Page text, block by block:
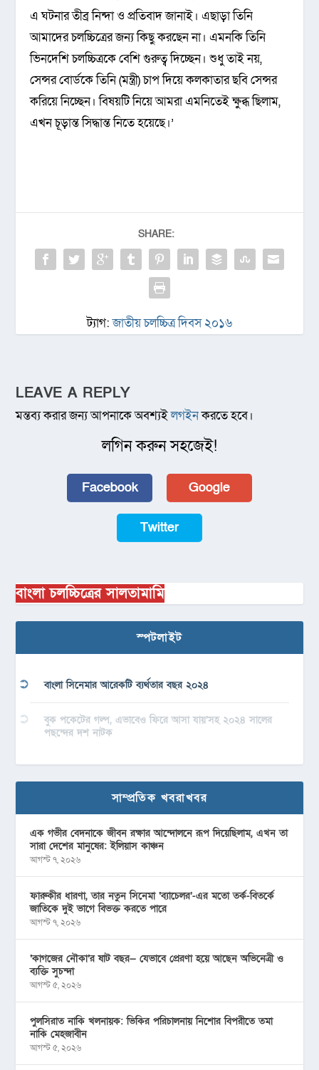
এ ঘটনার তীব্র নিন্দা ও প্রতিবাদ জানাই। এছাড়া তিনি
আমাদের চলচ্চিত্রের জন্য কিছু করছেন না। এমনকি তিনি
ভিনদেশি চলচ্চিত্রকে বেশি গুরুত্ব দিচ্ছেন। শুধু তাই নয়,
সেন্সর বোর্ডকে তিনি (মন্ত্রী) চাপ দিয়ে কলকাতার ছবি সেন্সর
করিয়ে নিচ্ছেন। বিষয়টি নিয়ে আমরা এমনিতেই ক্ষুব্ধ ছিলাম,
এখন চূড়ান্ত সিদ্ধান্ত নিতে হয়েছে।’
SHARE:
ট্যাগ:জাতীয় চলচ্চিত্র দিবস ২০১৬
LEAVE A REPLY
মন্তব্য করার জন্য আপনাকে অবশ্যইলগইনকরতে হবে।
লগিন করুন সহজেই!
Facebook Google
Twitter
বাংলা চলচ্চিত্রের সালতামামি
স্পটলাইট
বাংলা সিনেমার আরেকটি ব্যর্থতার বছর ২০২৪
বুক পকেটের গল্প, এভাবেও ফিরে আসা যায়’সহ ২০২৪ সালের
পছন্দের দশ নাটক
সাম্প্রতিক খবরাখবর
এক গভীর বেদনাকে জীবন রক্ষার আন্দোলনে রূপ দিয়েছিলাম, এখন তা
সারা দেশের মানুষের: ইলিয়াস কাঞ্চন
আগস্ট ৭, ২০২৬
ফারুকীর ধারণা, তার নতুন সিনেমা ‘ব্যাচেলর’-এর মতো তর্ক-বিতর্কে
জাতিকে দুই ভাগে বিভক্ত করতে পারে
আগস্ট ৭, ২০২৬
‘কাগজের নৌকা’র ষাট বছর— যেভাবে প্রেরণা হয়ে আছেন অভিনেত্রী ও
ব্যক্তি সুচন্দা
আগস্ট ৫, ২০২৬
পুলসিরাত নাকি খলনায়ক: ভিকির পরিচালনায় নিশোর বিপরীতে তমা
নাকি মেহজাবীন
আগস্ট ৫, ২০২৬